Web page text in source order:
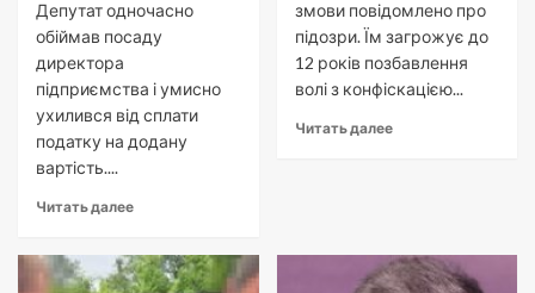
Депутат одночасно
обіймав посаду
директора
підприємства і умисно
ухилився від сплати
податку на додану
вартість....
Читать далее
змови повідомлено про
підозри. Їм загрожує до
12 років позбавлення
волі з конфіскацією...
Читать далее